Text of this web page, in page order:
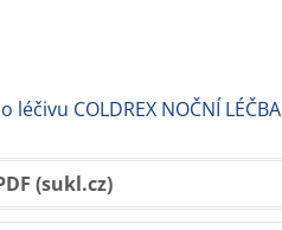
COLDREX NOČNÍ LÉČBA
(sukl.cz)